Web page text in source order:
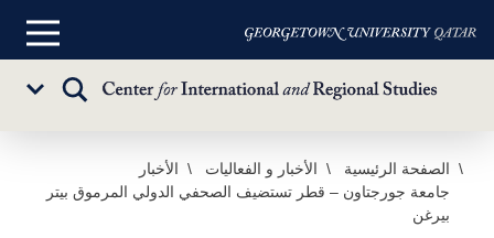
تخطي
المحتوى
القائمة
تبديل
الصفحة الرئيسية الأخبار و الفعاليات
الأخبار
جامعة جورجتاون – قطر تستضيف الصحفي الدولي المرموق بيتر
بيرغن